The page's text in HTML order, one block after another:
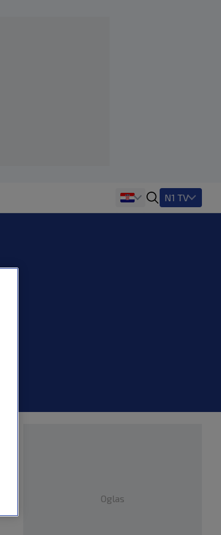
N1 TV
Oglas